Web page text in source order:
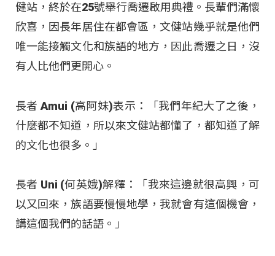
健站，終於在25號舉行喬遷啟用典禮。長輩們滿懷
欣喜，因長年居住在都會區，文健站幾乎就是他們
唯一能接觸文化和族語的地方，因此喬遷之日，沒
有人比他們更開心。
長者 Amui (高阿妹)表示：「我們年紀大了之後，
什麼都不知道，所以來文健站都懂了，都知道了解
的文化也很多。」
長者 Uni (何英娥)解釋：「我來這邊就很高興，可
以又回來，族語要慢慢地學，我就會有這個機會，
講這個我們的話語。」